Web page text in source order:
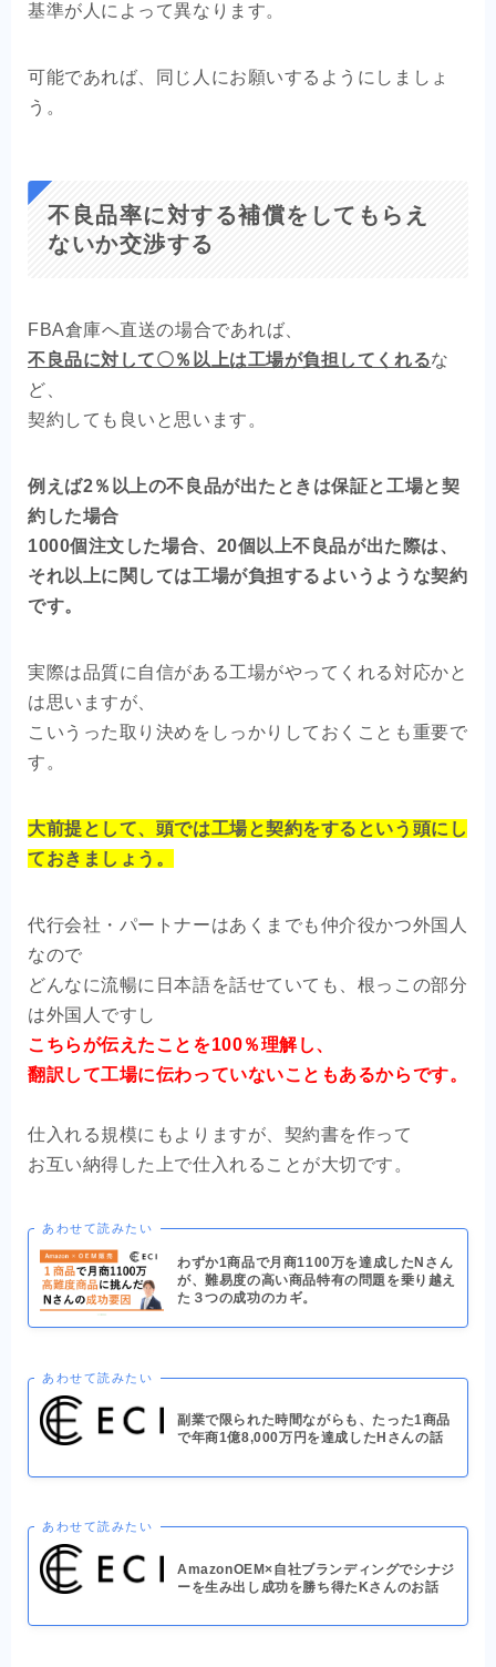
基準が人によって異なります。
可能であれば、同じ人にお願いするようにしましょ
う。
不良品率に対する補償をしてもらえ
ないか交渉する
FBA倉庫へ直送の場合であれば、
不良品に対して〇％以上は工場が負担してくれるな
ど、
契約しても良いと思います。
例えば2％以上の不良品が出たときは保証と工場と契
約した場合
1000個注文した場合、20個以上不良品が出た際は、
それ以上に関しては工場が負担するよいうような契約
です。
実際は品質に自信がある工場がやってくれる対応かと
は思いますが、
こいうった取り決めをしっかりしておくことも重要で
す。
大前提として、頭では工場と契約をするという頭にし
ておきましょう。
代行会社・パートナーはあくまでも仲介役かつ外国人
なので
どんなに流暢に日本語を話せていても、根っこの部分
は外国人ですし
こちらが伝えたことを100％理解し、
翻訳して工場に伝わっていないこともあるからです。
仕入れる規模にもよりますが、契約書を作って
お互い納得した上で仕入れることが大切です。
あわせて読みたい
わずか1商品で月商1100万を達成したNさん
が、難易度の高い商品特有の問題を乗り越え
た３つの成功のカギ。
あわせて読みたい
副業で限られた時間ながらも、たった1商品
で年商1億8,000万円を達成したHさんの話
あわせて読みたい
AmazonOEM×自社ブランディングでシナジ
ーを生み出し成功を勝ち得たKさんのお話